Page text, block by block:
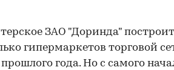
ЗАО "Доринда"
гипермаркетов торговой
года. Но с самого